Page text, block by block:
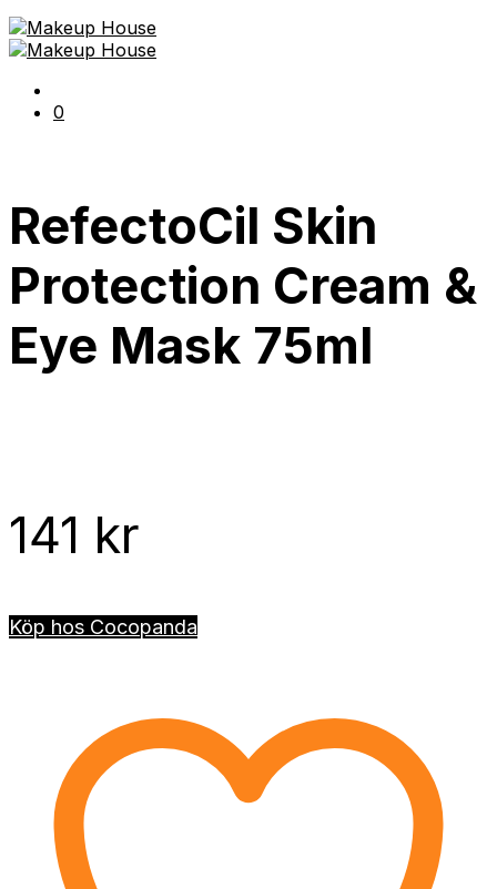
0
RefectoCil Skin
Protection Cream &
Eye Mask 75ml
141 kr
Köp hos Cocopanda